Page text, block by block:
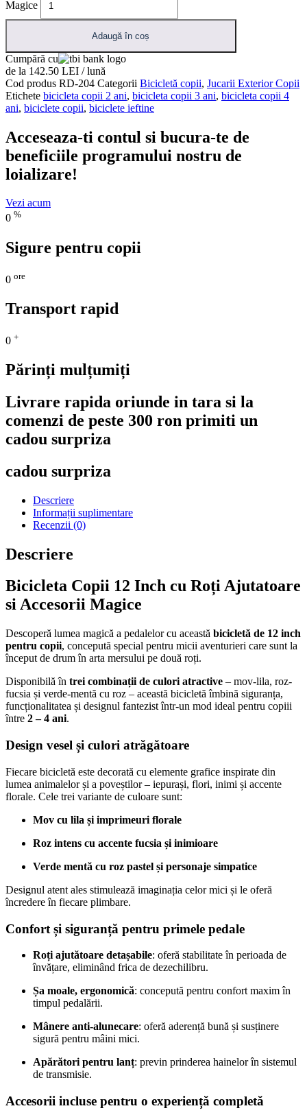
Magice
Adaugă în coș
Cumpără cu
de la 142.50 LEI / lună
Cod produs RD-204 Categorii Bicicletă copii, Jucarii Exterior Copii
Etichete bicicleta copii 2 ani, bicicleta copii 3 ani, bicicleta copii 4
ani, biciclete copii, biciclete ieftine
Acceseaza-ti contul si bucura-te de
beneficiile programului nostru de
loializare!
Vezi acum
0 %
Sigure pentru copii
0 ore
Transport rapid
0 +
Părinți mulțumiți
Livrare rapida oriunde in tara si la
comenzi de peste 300 ron primiti un
cadou surpriza
cadou surpriza
Descriere
Informații suplimentare
Recenzii (0)
Descriere
Bicicleta Copii 12 Inch cu Roți Ajutatoare
si Accesorii Magice
Descoperă lumea magică a pedalelor cu această bicicletă de 12 inch
pentru copii, concepută special pentru micii aventurieri care sunt la
început de drum în arta mersului pe două roți.
Disponibilă în trei combinații de culori atractive – mov-lila, roz-
fucsia și verde-mentă cu roz – această bicicletă îmbină siguranța,
funcționalitatea și designul fantezist într-un mod ideal pentru copiii
între 2 – 4 ani.
Design vesel și culori atrăgătoare
Fiecare bicicletă este decorată cu elemente grafice inspirate din
lumea animalelor și a poveștilor – iepurași, flori, inimi și accente
florale. Cele trei variante de culoare sunt:
Mov cu lila și imprimeuri florale
Roz intens cu accente fucsia și inimioare
Verde mentă cu roz pastel și personaje simpatice
Designul atent ales stimulează imaginația celor mici și le oferă
încredere în fiecare plimbare.
Confort și siguranță pentru primele pedale
Roți ajutătoare detașabile: oferă stabilitate în perioada de
învățare, eliminând frica de dezechilibru.
Șa moale, ergonomică: concepută pentru confort maxim în
timpul pedalării.
Mânere anti-alunecare: oferă aderență bună și susținere
sigură pentru mâini mici.
Apărători pentru lanț: previn prinderea hainelor în sistemul
de transmisie.
Accesorii incluse pentru o experiență completă